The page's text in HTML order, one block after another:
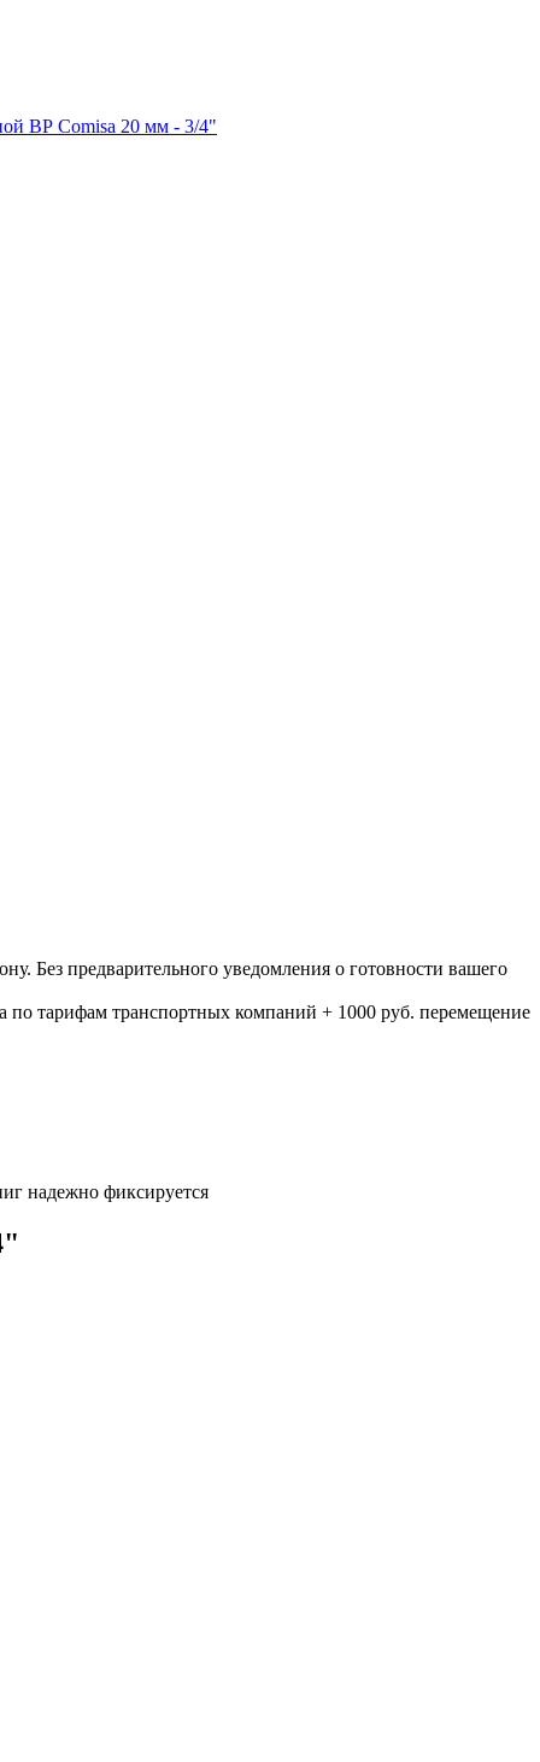
ВР Comisa 20 мм - 3/4"
Без предварительного уведомления о готовности вашего
тарифам транспортных компаний + 1000 руб. перемещение
надежно фиксируется